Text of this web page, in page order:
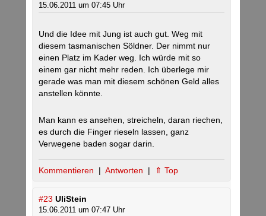
15.06.2011 um 07:45 Uhr
Und die Idee mit Jung ist auch gut. Weg mit
diesem tasmanischen Söldner. Der nimmt nur
einen Platz im Kader weg. Ich würde mit so
einem gar nicht mehr reden. Ich überlege mir
gerade was man mit diesem schönen Geld alles
anstellen könnte.
Man kann es ansehen, streicheln, daran riechen,
es durch die Finger rieseln lassen, ganz
Verwegene baden sogar darin.
Kommentieren | Antworten | ⇑ Top
#23 UliStein
15.06.2011 um 07:47 Uhr